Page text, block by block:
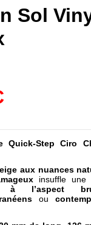
Sol
Quick-Step Ciro
aux nuances
insuffle une
à l’aspect
ou